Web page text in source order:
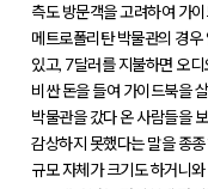
측도 방문객을 고려하여 가
메트로폴리탄 박물관의 경
있고, 7달러를 지불하면 오
비싼 돈을 들여 가이드북을
박물관을 갔다 온 사람들을
감상하지 못했다는 말을 종
규모 자체가 크기도 하거니